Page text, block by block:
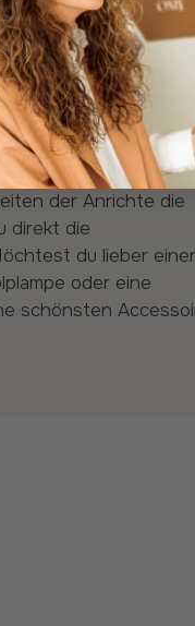
gemütlichen Ort.
der Anrichte die
direkt die
du lieber
oder eine
schönsten